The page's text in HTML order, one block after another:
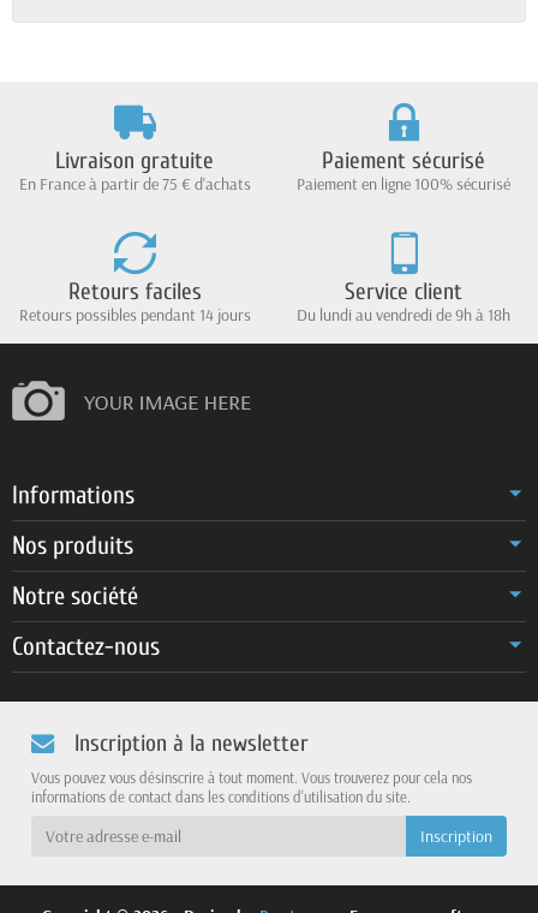
Livraison gratuite
En France à partir de 75 € d'achats
Paiement sécurisé
Paiement en ligne 100% sécurisé
Retours faciles
Retours possibles pendant 14 jours
Service client
Du lundi au vendredi de 9h à 18h
Informations
Nos produits
Notre société
Contactez-nous
Inscription à la newsletter
Vous pouvez vous désinscrire à tout moment. Vous trouverez pour cela nos
informations de contact dans les conditions d'utilisation du site.